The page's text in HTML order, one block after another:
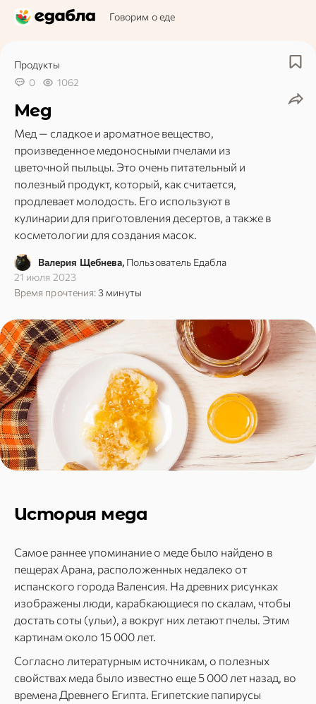
Говорим о еде
Продукты
0
1062
Мед
Мед — сладкое и ароматное вещество,
произведенное медоносными пчелами из
цветочной пыльцы. Это очень питательный и
полезный продукт, который, как считается,
продлевает молодость. Его используют в
кулинарии для приготовления десертов, а также в
косметологии для создания масок.
Валерия Щебнева, Пользователь Едабла
21 июля 2023
Время прочтения:3 минуты
История меда
Самое раннее упоминание о меде было найдено в
пещерах Арана, расположенных недалеко от
испанского города Валенсия. На древних рисунках
изображены люди, карабкающиеся по скалам, чтобы
достать соты (ульи), а вокруг них летают пчелы. Этим
картинам около 15 000 лет.
Согласно литературным источникам, о полезных
свойствах меда было известно еще 5 000 лет назад, во
времена Древнего Египта. Египетские папирусы